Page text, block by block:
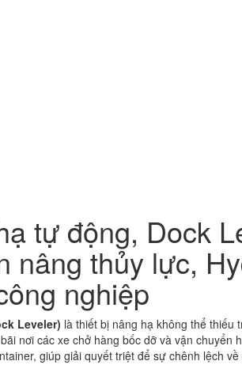
tự động, Dock
nâng thủy lực,
nghiệp
Leveler) là thiết bị nâng hạ không thể thiếu
nơi các xe chở hàng bốc dỡ và vận
giúp giải quyết triệt để sự chênh lệch